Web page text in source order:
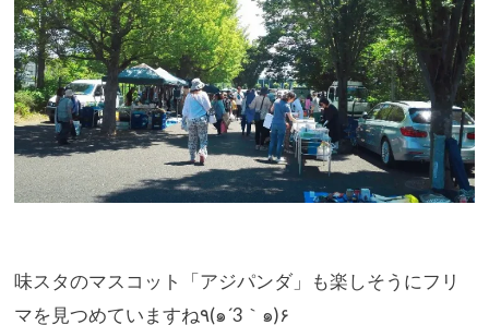
味スタのマスコット「アジパンダ」
も楽しそうにフリ
マを見つめていますね٩(๑´3｀๑)۶